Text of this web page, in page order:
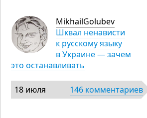
MikhailGolubev
Шквал ненависти
к русскому языку
в Украине — зачем
это останавливать
18 июля 146 комментариев